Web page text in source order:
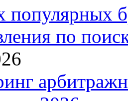
популярных
по